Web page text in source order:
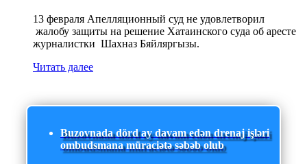
13 февраля Апелляционный суд не удовлетворил
жалобу защиты на решение Хатаинского суда об аресте
журналистки Шахназ Бяйляргызы.
Читать далее
Buzovnada dörd ay davam edən drenaj işləri
ombudsmana müraciətə səbəb olub